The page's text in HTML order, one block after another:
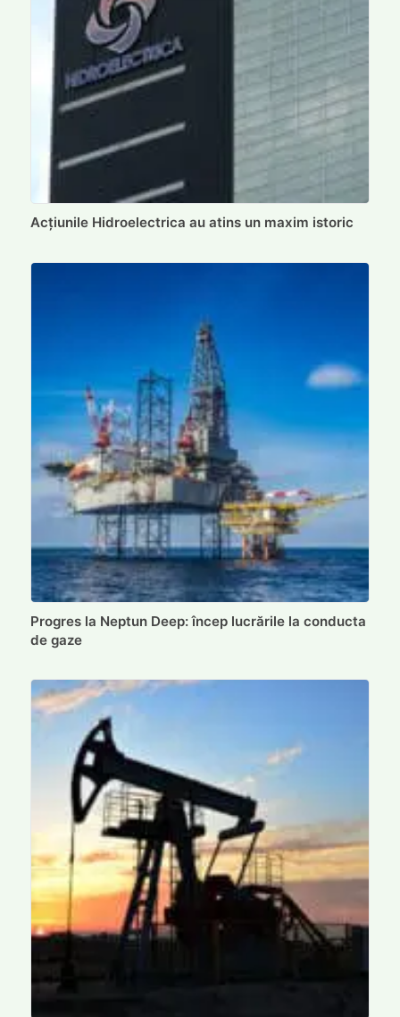
Acțiunile Hidroelectrica au atins un maxim istoric
Progres la Neptun Deep: încep lucrările la conducta
de gaze